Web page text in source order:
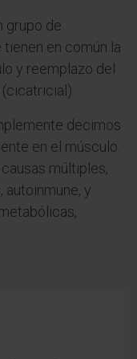
grupo de
en común la
y reemplazo del
decimos
en el músculo.
múltiples,
y